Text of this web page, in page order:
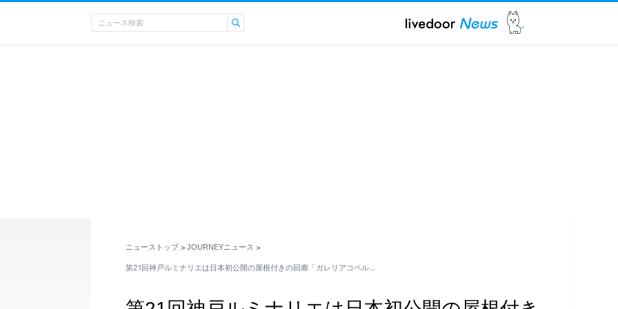
ニューストップ > JOURNEYニュース >
第21回神戸ルミナリエは日本初公開の屋根付きの回廊「ガレリアコペル…